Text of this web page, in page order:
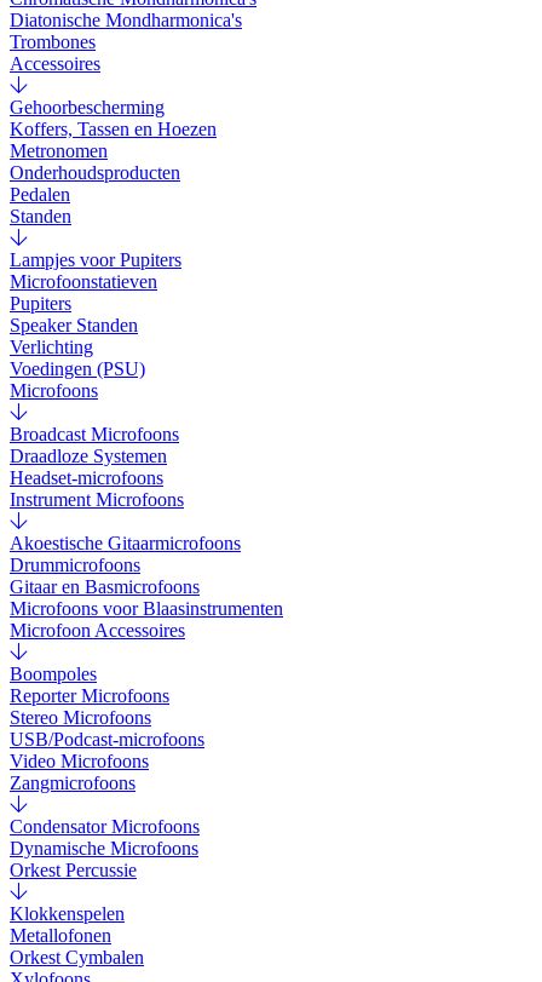
Diatonische Mondharmonica's
Trombones
Accessoires
Gehoorbescherming
Koffers, Tassen en Hoezen
Metronomen
Onderhoudsproducten
Pedalen
Standen
Lampjes voor Pupiters
Microfoonstatieven
Pupiters
Speaker Standen
Verlichting
Voedingen (PSU)
Microfoons
Broadcast Microfoons
Draadloze Systemen
Headset-microfoons
Instrument Microfoons
Akoestische Gitaarmicrofoons
Drummicrofoons
Gitaar en Basmicrofoons
Microfoons voor Blaasinstrumenten
Microfoon Accessoires
Boompoles
Reporter Microfoons
Stereo Microfoons
USB/Podcast-microfoons
Video Microfoons
Zangmicrofoons
Condensator Microfoons
Dynamische Microfoons
Orkest Percussie
Klokkenspelen
Metallofonen
Orkest Cymbalen